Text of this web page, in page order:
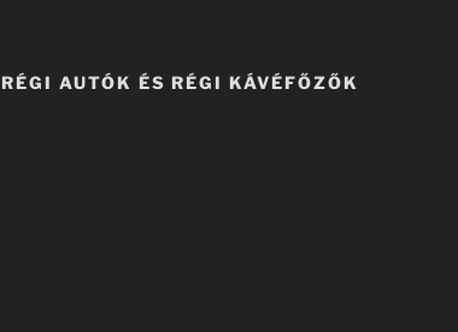
RÉGI AUTÓK ÉS RÉGI KÁVÉFŐZŐK